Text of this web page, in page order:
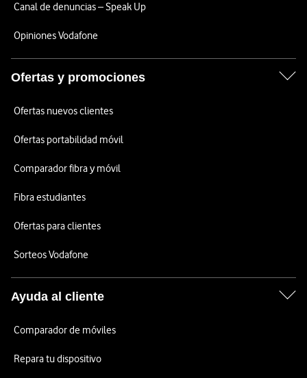
Canal de denuncias – Speak Up
Opiniones Vodafone
Ofertas y promociones
Ofertas nuevos clientes
Ofertas portabilidad móvil
Comparador fibra y móvil
Fibra estudiantes
Ofertas para clientes
Sorteos Vodafone
Ayuda al cliente
Comparador de móviles
Repara tu dispositivo